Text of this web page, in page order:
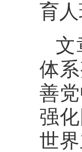
育人
文
体
善
强
世